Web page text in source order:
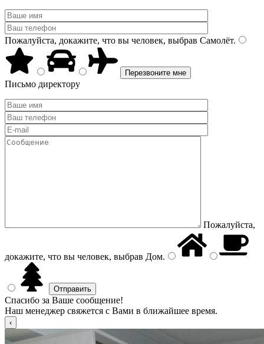
Пожалуйста, докажите, что вы человек, выбрав Самолёт.
Письмо директору
Пожалуйста,
докажите, что вы человек, выбрав Дом.
Спасибо за Ваше сообщение!
Наш менеджер свяжется с Вами в ближайшее время.